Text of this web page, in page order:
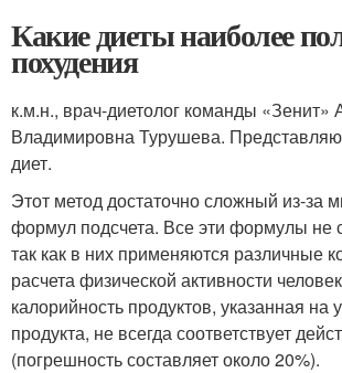
Какие диеты наиболее
похудения
к.м.н., врач-диетолог команды «Зенит»
Владимировна Турушева.
диет.
Этот метод достаточно сложный из-за
формул подсчета. Все эти формулы не
так как в них применяются различные
расчета физической активности
калорийность продуктов, указанная на
продукта, не всегда соответствует
(погрешность составляет около 20%).